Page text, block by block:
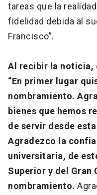
tareas que la
fidelidad debida al
Francisco”.
Al recibir la noticia,
“En primer lugar
nombramiento.
bienes que hemos
de servir desde
Agradezco la
universitaria, de
Superior y del Gran
nombramiento.